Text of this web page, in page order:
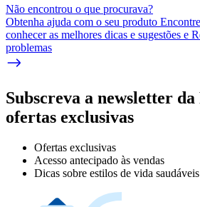
Não encontrou o que procurava?
Obtenha ajuda com o seu produto
conhecer as melhores dicas e sugestões e
problemas
Subscreva a newsletter
ofertas exclusivas
Ofertas exclusivas
Acesso antecipado às vendas
Dicas sobre estilos de vida saudáveis